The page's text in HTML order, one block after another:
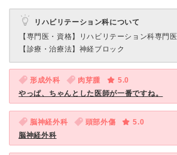
リハビリテーション科について
【専門医・資格】
リハビリテーション科専門医
【診療・治療法】 神経ブロック
形成外科 肉芽腫
5.0
やっぱ、ちゃんとした医師が一番ですね。
脳神経外科 頭部外傷
5.0
脳神経外科